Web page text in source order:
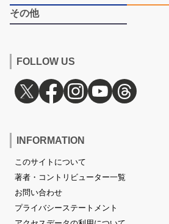
その他
FOLLOW US
INFORMATION
このサイトについて
著者・コントリビューター一覧
お問い合わせ
プライバシーステートメント